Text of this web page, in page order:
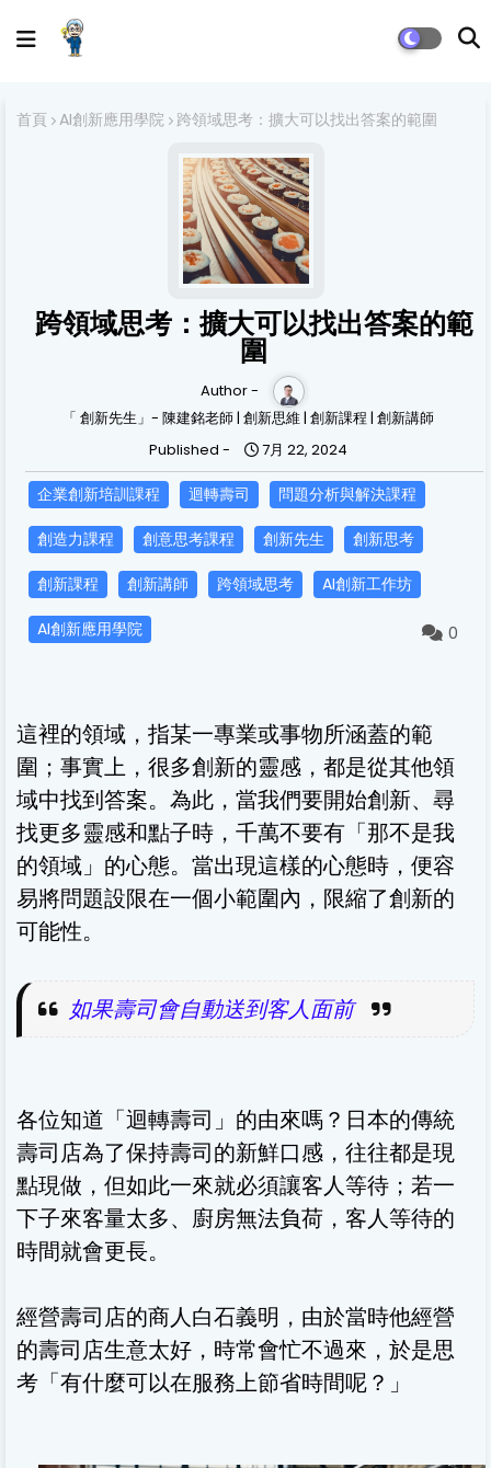
首頁 AI創新應用學院 跨領域思考：擴大可以找出答案的範圍
跨領域思考：擴大可以找出答案的範
圍
Author -
「 創新先生」- 陳建銘老師 | 創新思維 | 創新課程 | 創新講師
Published -
7月 22, 2024
企業創新培訓課程 迴轉壽司 問題分析與解決課程
創造力課程 創意思考課程 創新先生 創新思考
創新課程 創新講師 跨領域思考 AI創新工作坊
AI創新應用學院 0
這裡的領域，指某一專業或事物所涵蓋的範
圍；事實上，很多創新的靈感，都是從其他領
域中找到答案。為此，當我們要開始創新、尋
找更多靈感和點子時，千萬不要有「那不是我
的領域」的心態。當出現這樣的心態時，便容
易將問題設限在一個小範圍內，限縮了創新的
可能性。
如果壽司會自動送到客人面前
各位知道「迴轉壽司」的由來嗎？日本的傳統
壽司店為了保持壽司的新鮮口感，往往都是現
點現做，但如此一來就必須讓客人等待；若一
下子來客量太多、廚房無法負荷，客人等待的
時間就會更長。
經營壽司店的商人白石義明，由於當時他經營
的壽司店生意太好，時常會忙不過來，於是思
考「有什麼可以在服務上節省時間呢？」